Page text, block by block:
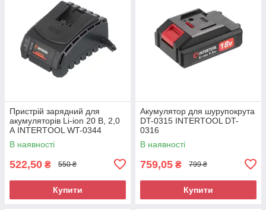
Пристрій зарядний для
акумуляторів Li-ion 20 В, 2,0
А INTERTOOL WT-0344
В наявності
522,50 ₴ 550 ₴
Купити
Акумулятор для шурупокрута
DT-0315 INTERTOOL DT-
0316
В наявності
759,05 ₴ 799 ₴
Купити